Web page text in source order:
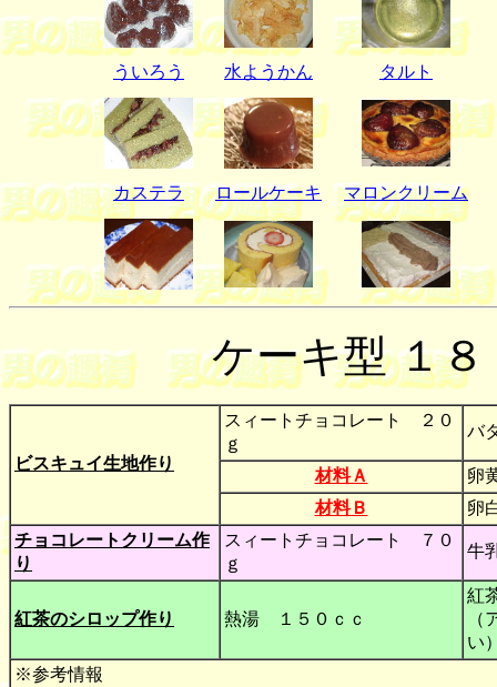
ういろう 水ようかん タルト
カステラ ロールケーキ マロンクリーム
ケーキ型 １
ビスキュイ生地作り
スィートチョコレート ２０
ｇ
バ
材料Ａ
卵
材料Ｂ
卵
チョコレートクリーム作
り
スィートチョコレート ７０
ｇ
牛
紅茶のシロップ作り 熱湯 １５０ｃｃ
紅
（
い
※参考情報